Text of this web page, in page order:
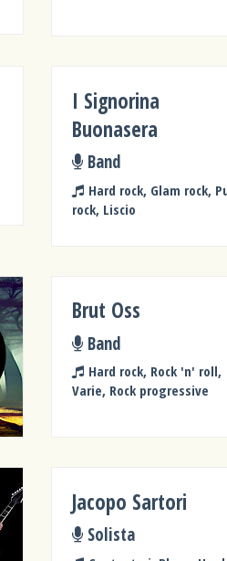
I Signorina
Buonasera
Band
Hard rock, Glam rock,
rock, Liscio
Brut Oss
Band
Hard rock, Rock 'n' roll,
Varie, Rock progressive
Jacopo Sartori
Solista